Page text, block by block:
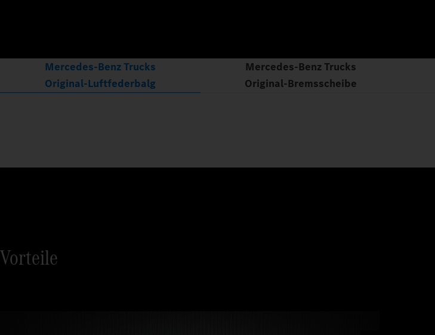
Mercedes‑Benz Trucks
Original‑Luftfederbalg
Mercedes‑Benz Trucks
Original‑Bremsscheibe
Vorteile